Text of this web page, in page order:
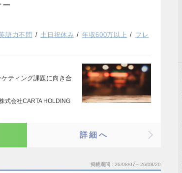
ー
語力不問 土日祝休み 年収600万以上
フレ
ティング課題に向き合
式会社CARTA HOLDING
詳細へ
掲載期間 26/08/07～26/08/20